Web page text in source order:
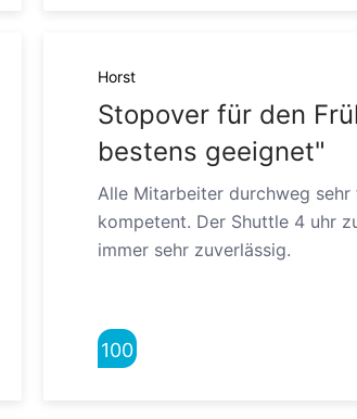
Horst
Stopover für den
bestens geeignet"
Alle Mitarbeiter durchweg sehr
kompetent. Der Shuttle 4 uhr
immer sehr zuverlässig.
100